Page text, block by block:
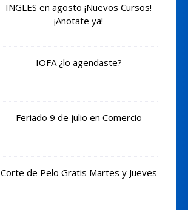
INGLES en agosto ¡Nuevos Cursos!
¡Anotate ya!
IOFA ¿lo agendaste?
Feriado 9 de julio en Comercio
Corte de Pelo Gratis Martes y Jueves